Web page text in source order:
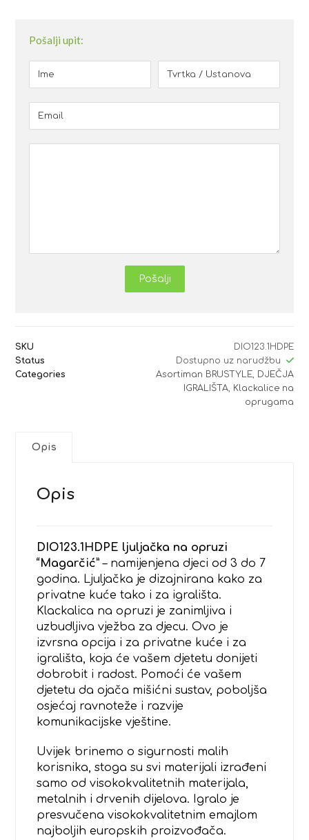
Pošalji upit:
Pošalji
SKU
DIO123.1HDPE
Status
Dostupno uz narudžbu
Categories
Asortiman BRUSTYLE, DJEČJA
IGRALIŠTA, Klackalice na
oprugama
Opis
Opis
DIO123.1HDPE ljuljačka na opruzi
“Magarčić” – namijenjena djeci od 3 do 7
godina. Ljuljačka je dizajnirana kako za
privatne kuće tako i za igrališta.
Klackalica na opruzi je zanimljiva i
uzbudljiva vježba za djecu. Ovo je
izvrsna opcija i za privatne kuće i za
igrališta, koja će vašem djetetu donijeti
dobrobit i radost. Pomoći će vašem
djetetu da ojača mišićni sustav, poboljša
osjećaj ravnoteže i razvije
komunikacijske vještine.
Uvijek brinemo o sigurnosti malih
korisnika, stoga su svi materijali izrađeni
samo od visokokvalitetnih materijala,
metalnih i drvenih dijelova. Igralo je
presvučena visokokvalitetnim emajlom
najboljih europskih proizvođača.